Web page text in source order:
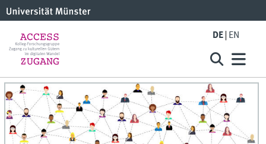
DE EN